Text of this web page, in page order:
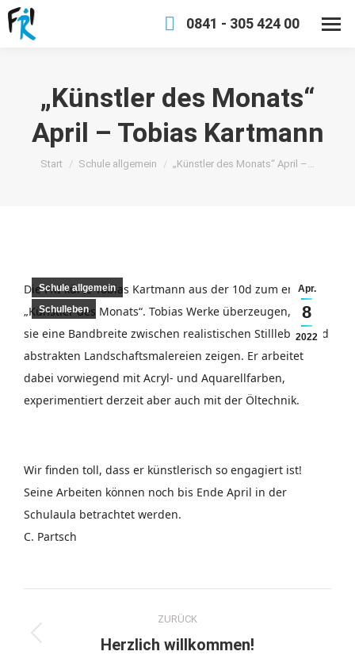
0841 - 305 424 00
„Künstler des Monats“
April – Tobias Kartmann
Sie befinden sich hier:
Start Schule allgemein „Künstler des Monats“ April –…
Apr.
8
2022
Schule allgemein
Schulleben
Die FRI kürte Tobias Kartmann aus der 10d zum ersten
„Künstler des Monats“. Tobias Werke überzeugen, weil
sie eine Bandbreite zwischen realistischen Stillleben und
abstrakten Landschaftsmalereien zeigen. Er arbeitet
dabei vorwiegend mit Acryl- und Aquarellfarben,
experimentiert derzeit aber auch mit der Öltechnik.
Wir finden toll, dass er künstlerisch so engagiert ist!
Seine Arbeiten können noch bis Ende April in der
Schulaula betrachtet werden.
C. Partsch
Kommentarnavigation
ZURÜCK
Vorheriger
Herzlich willkommen!